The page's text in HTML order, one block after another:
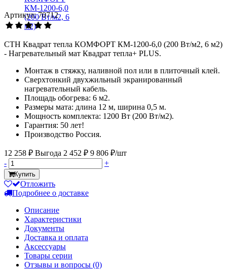
Артикул: 70712
СТН Квадрат тепла КОМФОРТ КМ-1200-6,0 (200 Вт/м2, 6 м2)
- Нагревательный мат Квадрат тепла+ PLUS.
Монтаж в стяжку, наливной пол или в плиточный клей.
Сверхтонкий двухжильный экранированный
нагревательный кабель.
Площадь обогрева: 6 м2.
Размеры мата: длина 12 м, ширина 0,5 м.
Мощность комплекта: 1200 Вт (200 Вт/м2).
Гарантия: 50 лет!
Производство Россия.
12 258 ₽ Выгода 2 452 ₽ 9 806 ₽/шт
-
+
Купить
Отложить
Подробнее о доставке
Описание
Характеристики
Документы
Доставка и оплата
Аксессуары
Товары серии
Отзывы и вопросы (0)